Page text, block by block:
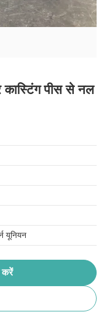
कास्टिंग पीस से नल
यूनियन
करें